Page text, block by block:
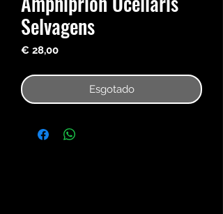
Selvagens
€ 28,00Preço
Esgotado